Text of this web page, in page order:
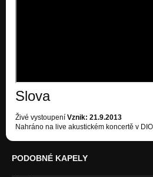
Slova
Živé vystoupení Vznik: 21.9.2013
Nahráno na live akustickém koncertě v
PODOBNÉ KAPELY